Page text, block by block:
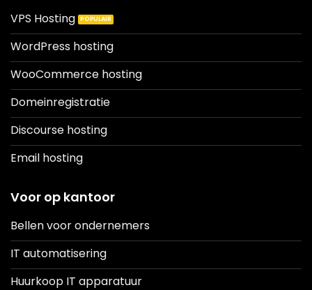
VPS Hosting
WordPress hosting
WooCommerce hosting
Domeinregistratie
Discourse hosting
Email hosting
Voor op kantoor
Bellen voor ondernemers
IT automatisering
Huurkoop IT apparatuur